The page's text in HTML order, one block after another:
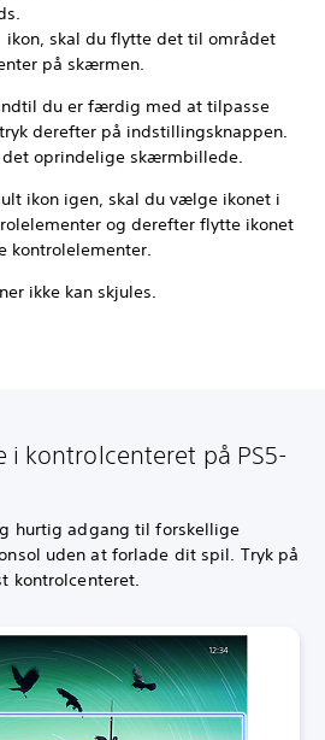
ikon, skal du flytte det til området
på skærmen.
du er færdig med at tilpasse
derefter på indstillingsknappen.
oprindelige skærmbillede.
ikon igen, skal du vælge ikonet i
og derefter flytte ikonet
kontrolelementer.
ikke kan skjules.
i kontrolcenteret på PS5-
hurtig adgang til forskellige
uden at forlade dit spil. Tryk på
kontrolcenteret.